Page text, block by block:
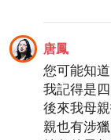
唐鳳
您可能知
我記得是
後來我母
親也有涉